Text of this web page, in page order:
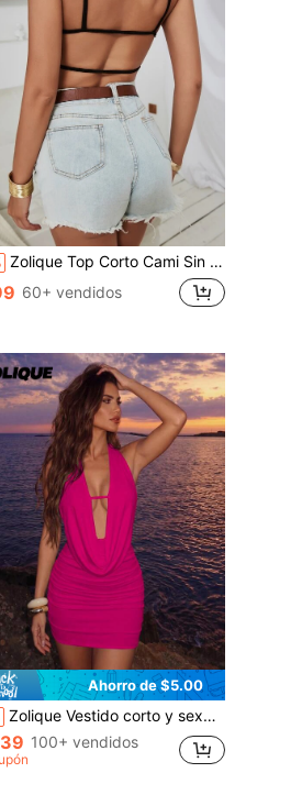
Zolique Top Corto Cami Sin Espalda
60+ vendidos
Ahorro de $5.00
Zolique Vestido corto y sexy de mujer de unicolor, con cuello en V, drapeado y escote halter
100+ vendidos